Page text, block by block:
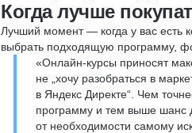
Когда лучше
Лучший момент — когда у вас есть
выбрать подходящую программу,
«Онлайн-курсы приносят
не „хочу разобраться в
в Яндекс Директе“. Чем
программу и тем выше шанс
от необходимости самому